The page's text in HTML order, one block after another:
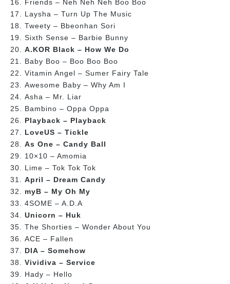
Friends – Neh Neh Neh Boo Boo
Laysha – Turn Up The Music
Tweety – Bbeonhan Sori
Sixth Sense – Barbie Bunny
A.KOR Black – How We Do
Baby Boo – Boo Boo Boo
Vitamin Angel – Sumer Fairy Tale
Awesome Baby – Why Am I
Asha – Mr. Liar
Bambino – Oppa Oppa
Playback – Playback
LoveUS – Tickle
As One – Candy Ball
10×10 – Amomia
Lime – Tok Tok Tok
April – Dream Candy
myB – My Oh My
4SOME – A.D.A
Unicorn – Huk
The Shorties – Wonder About You
ACE – Fallen
DIA – Somehow
Vividiva – Service
Hady – Hello